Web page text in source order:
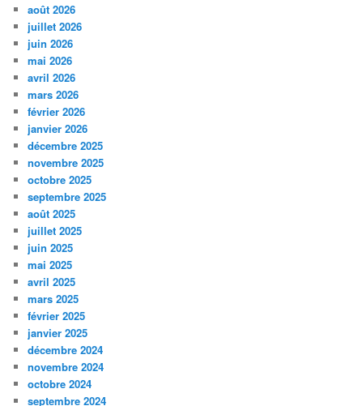
août 2026
juillet 2026
juin 2026
mai 2026
avril 2026
mars 2026
février 2026
janvier 2026
décembre 2025
novembre 2025
octobre 2025
septembre 2025
août 2025
juillet 2025
juin 2025
mai 2025
avril 2025
mars 2025
février 2025
janvier 2025
décembre 2024
novembre 2024
octobre 2024
septembre 2024